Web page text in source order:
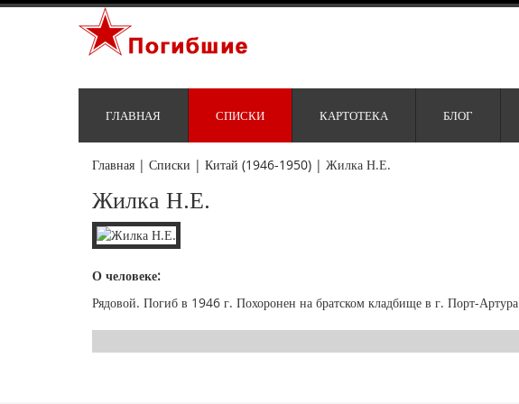
ГЛАВНАЯ СПИСКИ КАРТОТЕКА БЛОГ
Главная | Списки | Китай (1946-1950) | Жилка Н.Е.
Жилка Н.Е.
О человеке:
Рядовой. Погиб в 1946 г. Похоронен на братском кладбище в г. Порт-Артура